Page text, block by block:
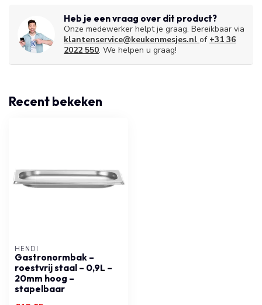
Heb je een vraag over dit product?
Onze medewerker helpt je graag. Bereikbaar via
klantenservice@keukenmesjes.nl of +31 36
2022 550. We helpen u graag!
Recent bekeken
HENDI
Gastronormbak –
roestvrij staal – 0,9L –
20mm hoog –
stapelbaar